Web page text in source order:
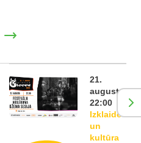
21.
augusts,
22:00
Izklaide
un
kultūra